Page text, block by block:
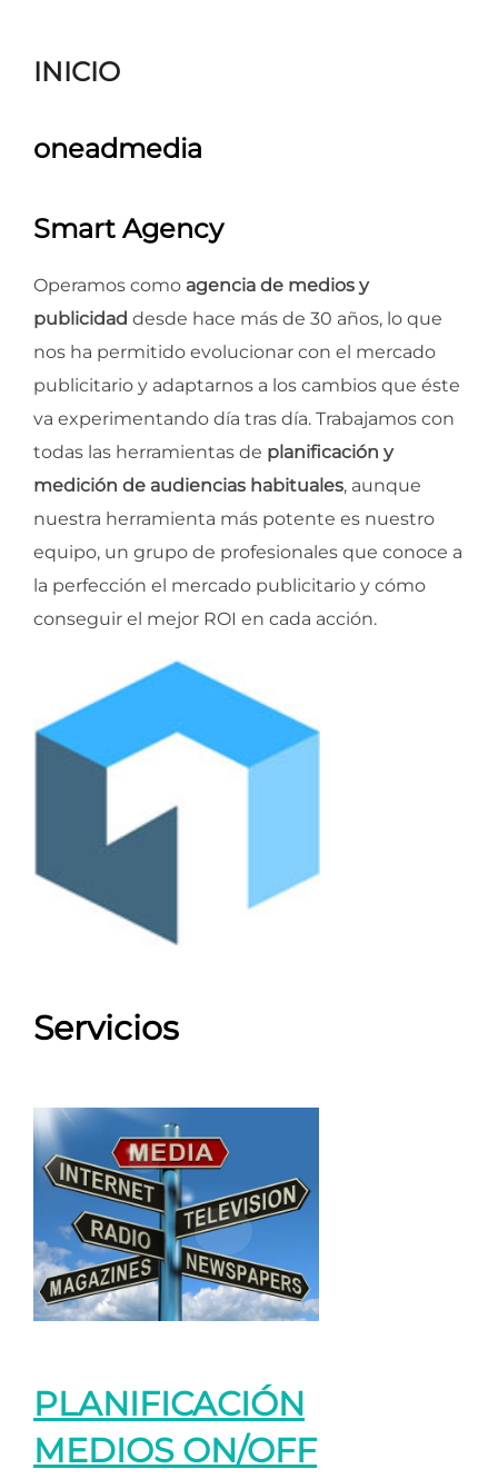
INICIO
oneadmedia
Smart Agency
Operamos como agencia de medios y
publicidad desde hace más de 30 años, lo que
nos ha permitido evolucionar con el mercado
publicitario y adaptarnos a los cambios que éste
va experimentando día tras día. Trabajamos con
todas las herramientas de planificación y
medición de audiencias habituales, aunque
nuestra herramienta más potente es nuestro
equipo, un grupo de profesionales que conoce a
la perfección el mercado publicitario y cómo
conseguir el mejor ROI en cada acción.
Servicios
PLANIFICACIÓN
MEDIOS ON/OFF